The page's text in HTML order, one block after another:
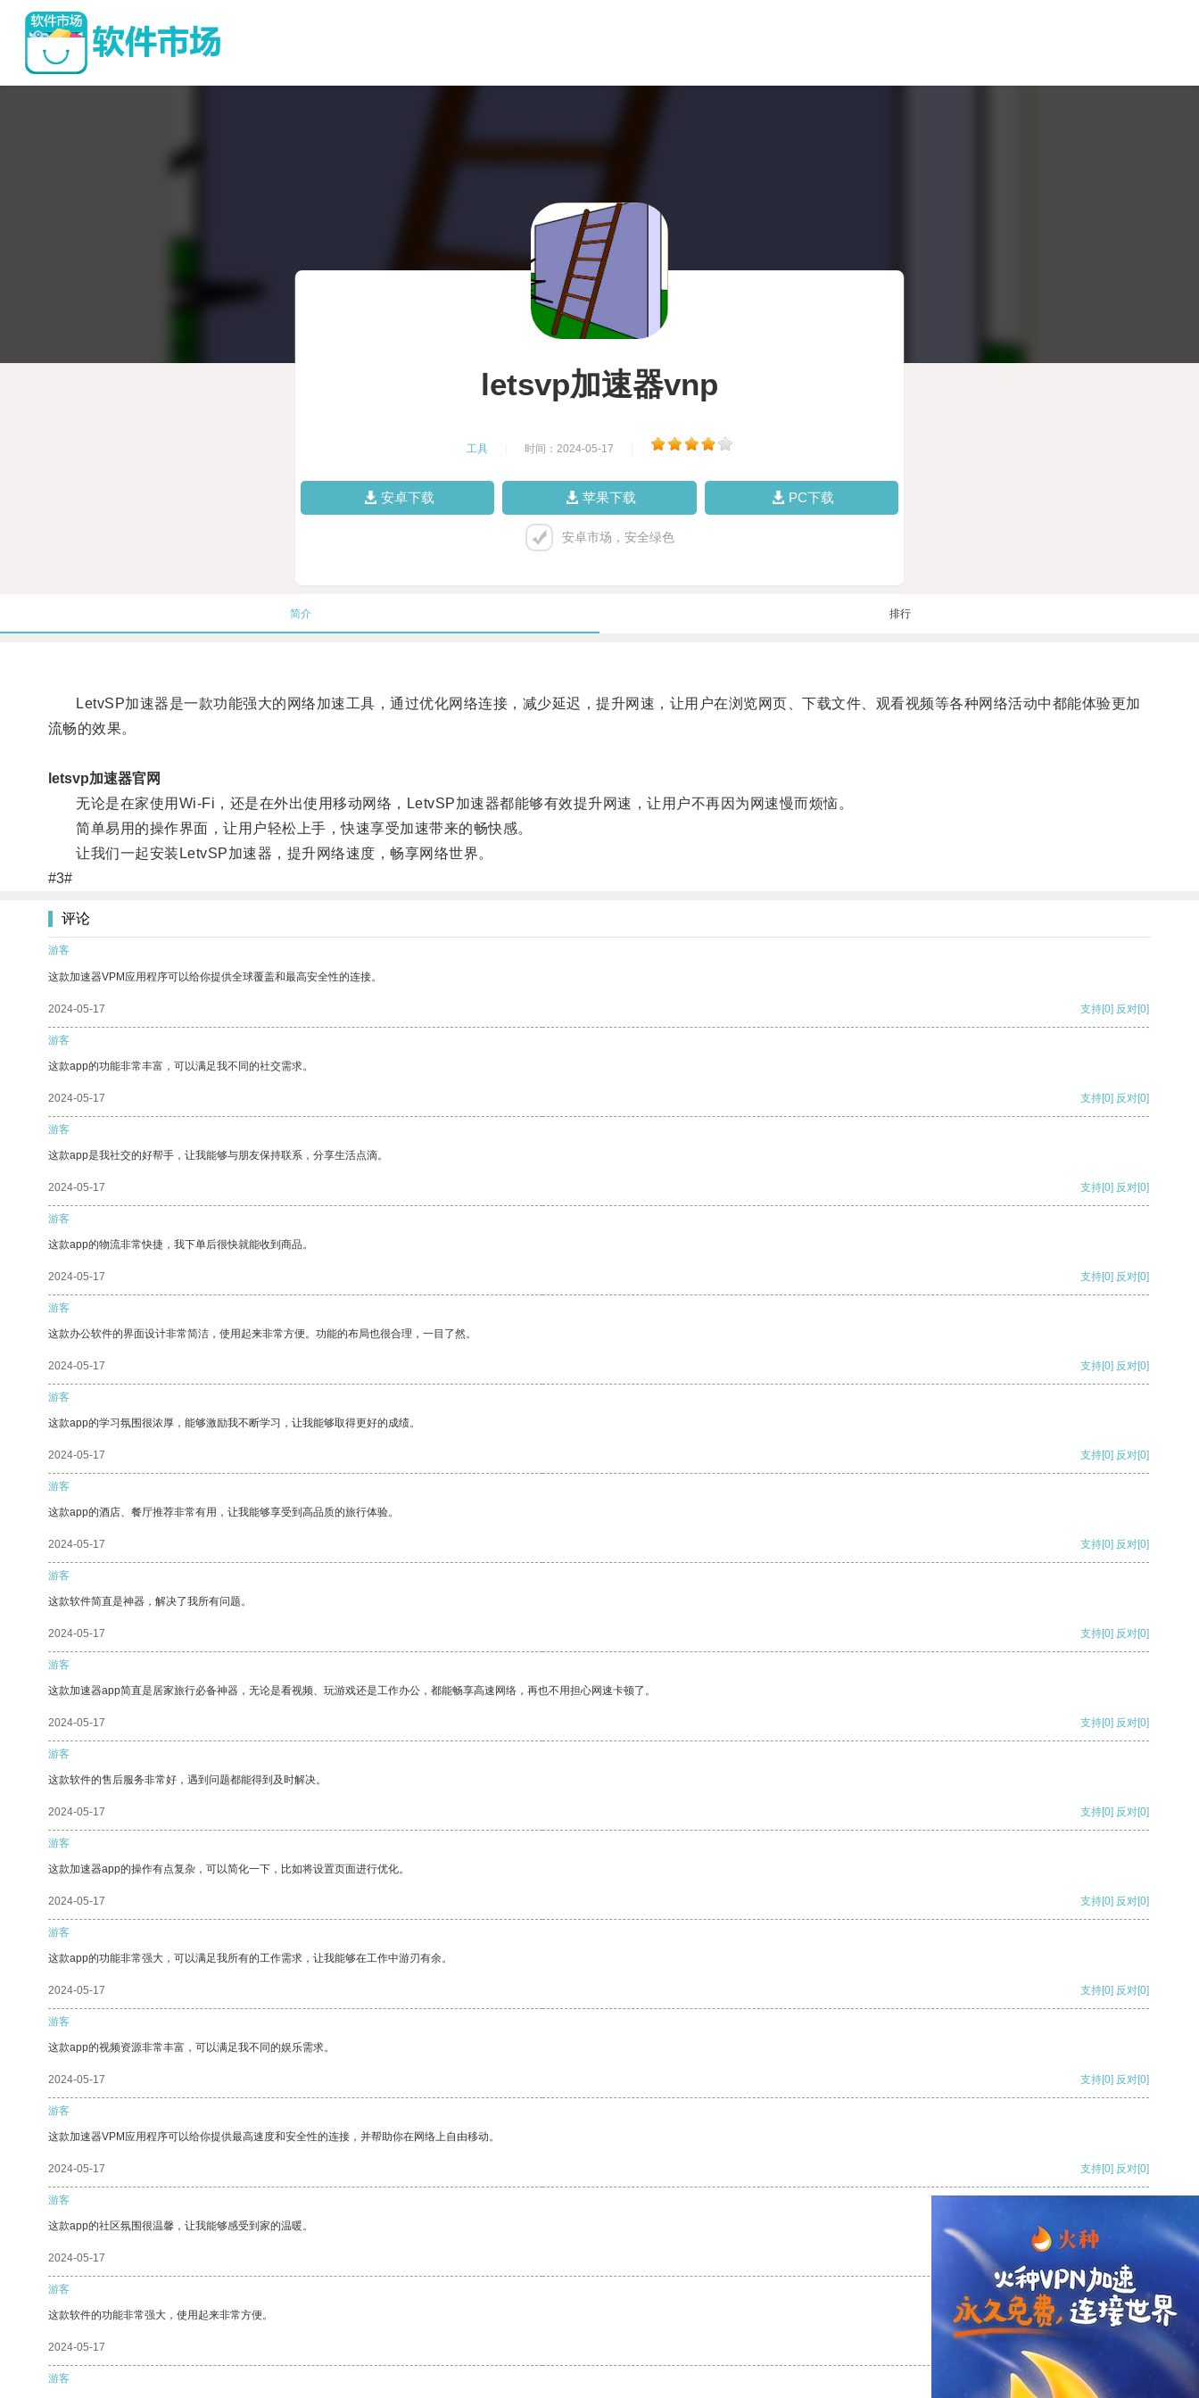
letsvp加速器vnp
工具 时间：2024-05-17
安卓下载 苹果下载 PC下载
安卓市场，安全绿色
简介 排行
LetvSP加速器是一款功能强大的网络加速工具，通过优化网络连接，减少延迟，提升网速，让用户在浏览网页、下载文件、观看视频等各种网络活动中都能体验更加
流畅的效果。
letsvp加速器官网
无论是在家使用Wi-Fi，还是在外出使用移动网络，LetvSP加速器都能够有效提升网速，让用户不再因为网速慢而烦恼。
简单易用的操作界面，让用户轻松上手，快速享受加速带来的畅快感。
让我们一起安装LetvSP加速器，提升网络速度，畅享网络世界。
#3#
评论
游客
这款加速器VPM应用程序可以给你提供全球覆盖和最高安全性的连接。
2024-05-17 支持[0] 反对[0]
游客
这款app的功能非常丰富，可以满足我不同的社交需求。
2024-05-17 支持[0] 反对[0]
游客
这款app是我社交的好帮手，让我能够与朋友保持联系，分享生活点滴。
2024-05-17 支持[0] 反对[0]
游客
这款app的物流非常快捷，我下单后很快就能收到商品。
2024-05-17 支持[0] 反对[0]
游客
这款办公软件的界面设计非常简洁，使用起来非常方便。功能的布局也很合理，一目了然。
2024-05-17 支持[0] 反对[0]
游客
这款app的学习氛围很浓厚，能够激励我不断学习，让我能够取得更好的成绩。
2024-05-17 支持[0] 反对[0]
游客
这款app的酒店、餐厅推荐非常有用，让我能够享受到高品质的旅行体验。
2024-05-17 支持[0] 反对[0]
游客
这款软件简直是神器，解决了我所有问题。
2024-05-17 支持[0] 反对[0]
游客
这款加速器app简直是居家旅行必备神器，无论是看视频、玩游戏还是工作办公，都能畅享高速网络，再也不用担心网速卡顿了。
2024-05-17 支持[0] 反对[0]
游客
这款软件的售后服务非常好，遇到问题都能得到及时解决。
2024-05-17 支持[0] 反对[0]
游客
这款加速器app的操作有点复杂，可以简化一下，比如将设置页面进行优化。
2024-05-17 支持[0] 反对[0]
游客
这款app的功能非常强大，可以满足我所有的工作需求，让我能够在工作中游刃有余。
2024-05-17 支持[0] 反对[0]
游客
这款app的视频资源非常丰富，可以满足我不同的娱乐需求。
2024-05-17 支持[0] 反对[0]
游客
这款加速器VPM应用程序可以给你提供最高速度和安全性的连接，并帮助你在网络上自由移动。
2024-05-17 支持[0] 反对[0]
游客
这款app的社区氛围很温馨，让我能够感受到家的温暖。
2024-05-17
游客
这款软件的功能非常强大，使用起来非常方便。
2024-05-17 反对
游客